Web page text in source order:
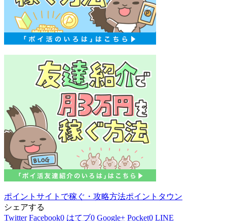
ポイントサイトで稼ぐ・攻略方法ポイントタウン
シェアする
Twitter Facebook0 はてブ0 Google+ Pocket0 LINE